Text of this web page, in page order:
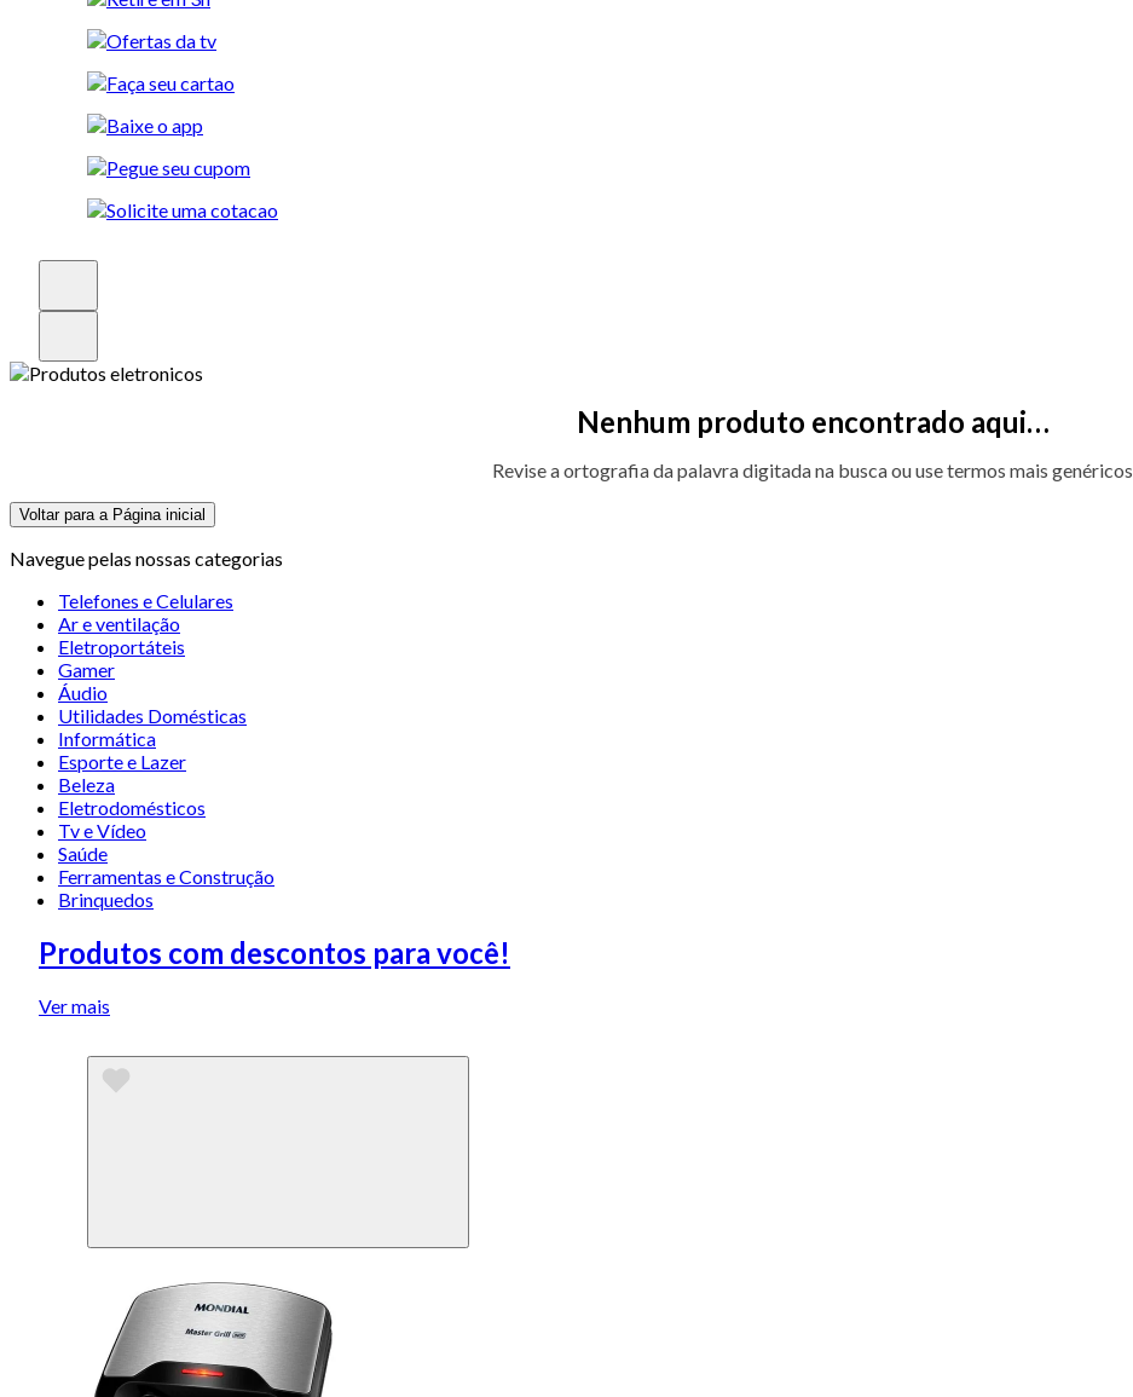
Nenhum produto encontrado aqui…
Revise a ortografia da palavra digitada na busca ou use termos mais genéricos
Voltar para a Página inicial
Navegue pelas nossas categorias
Telefones e Celulares
Ar e ventilação
Eletroportáteis
Gamer
Áudio
Utilidades Domésticas
Informática
Esporte e Lazer
Beleza
Eletrodomésticos
Tv e Vídeo
Saúde
Ferramentas e Construção
Brinquedos
Produtos com descontos para você!
Ver mais